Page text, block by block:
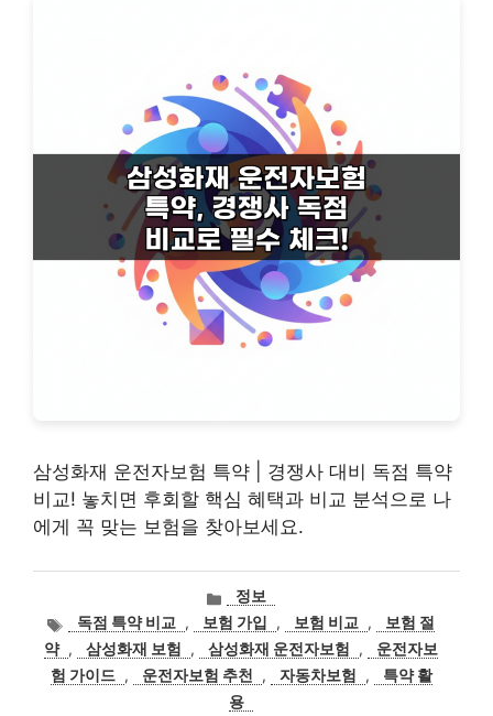
삼성화재 운전자보험 특약 | 경쟁사 대비 독점 특약
비교! 놓치면 후회할 핵심 혜택과 비교 분석으로 나
에게 꼭 맞는 보험을 찾아보세요.
카
테
고
리
정보
태독점 특약 비교 , 보험 가입 , 보험 비교 ,
보험 절
약 , 삼성화재 보험 , 삼성화재 운전자보험 ,
운전자보
험 가이드 , 운전자보험 추천 , 자동차보험 ,
특약 활
용